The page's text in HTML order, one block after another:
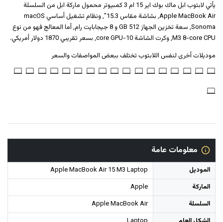
يأتي لابتوب ابل ماك بوك اير 15 ام 3 كمبيوتر محمول ماركة ابل من السلسلة
Apple MacBook Air, بشاشة مقاس 15.3", ونظام تشغيل أساسي macOS
Sonoma, سعة تخزين الجهاز 512 GB و 8 جيجابايت رام, أما المعالج فهو من نوع
M3 8-core CPU, وكرت الشاشة 10-core GPU, بسعر تقريبي 1870 دولار أمريكي.
موديلات أخرى لنفس اللابتوب تختلف ببعض المواصفات والسعر
معلومات عامة
الموديل
Apple MacBook Air 15 M3 Laptop
الماركة
Apple
السلسلة
Apple MacBook Air